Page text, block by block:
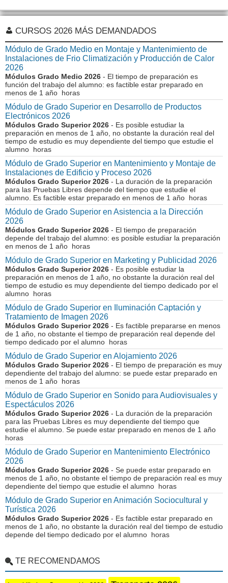
CURSOS 2026 MÁS DEMANDADOS
Módulo de Grado Medio en Montaje y Mantenimiento de
Instalaciones de Frio Climatización y Producción de Calor
2026
Módulos Grado Medio 2026 - El tiempo de preparación es
función del trabajo del alumno: es factible estar preparado en
menos de 1 año horas
Módulo de Grado Superior en Desarrollo de Productos
Electrónicos 2026
Módulos Grado Superior 2026 - Es posible estudiar la
preparación en menos de 1 año, no obstante la duración real del
tiempo de estudio es muy dependiente del tiempo que estudie el
alumno horas
Módulo de Grado Superior en Mantenimiento y Montaje de
Instalaciones de Edificio y Proceso 2026
Módulos Grado Superior 2026 - La duración de la preparación
para las Pruebas Libres depende del tiempo que estudie el
alumno. Es factible estar preparado en menos de 1 año horas
Módulo de Grado Superior en Asistencia a la Dirección
2026
Módulos Grado Superior 2026 - El tiempo de preparación
depende del trabajo del alumno: es posible estudiar la preparación
en menos de 1 año horas
Módulo de Grado Superior en Marketing y Publicidad 2026
Módulos Grado Superior 2026 - Es posible estudiar la
preparación en menos de 1 año, no obstante la duración real del
tiempo de estudio es muy dependiente del tiempo dedicado por el
alumno horas
Módulo de Grado Superior en Iluminación Captación y
Tratamiento de Imagen 2026
Módulos Grado Superior 2026 - Es factible prepararse en menos
de 1 año, no obstante el tiempo de preparación real depende del
tiempo dedicado por el alumno horas
Módulo de Grado Superior en Alojamiento 2026
Módulos Grado Superior 2026 - El tiempo de preparación es muy
dependiente del trabajo del alumno: se puede estar preparado en
menos de 1 año horas
Módulo de Grado Superior en Sonido para Audiovisuales y
Espectáculos 2026
Módulos Grado Superior 2026 - La duración de la preparación
para las Pruebas Libres es muy dependiente del tiempo que
estudie el alumno. Se puede estar preparado en menos de 1 año
horas
Módulo de Grado Superior en Mantenimiento Electrónico
2026
Módulos Grado Superior 2026 - Se puede estar preparado en
menos de 1 año, no obstante el tiempo de preparación real es muy
dependiente del tiempo que estudie el alumno horas
Módulo de Grado Superior en Animación Sociocultural y
Turística 2026
Módulos Grado Superior 2026 - Es factible estar preparado en
menos de 1 año, no obstante la duración real del tiempo de estudio
depende del tiempo dedicado por el alumno horas
TE RECOMENDAMOS